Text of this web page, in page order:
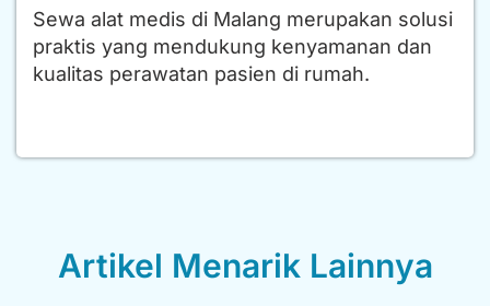
Sewa alat medis di Malang merupakan solusi
praktis yang mendukung kenyamanan dan
kualitas perawatan pasien di rumah.
Artikel Menarik Lainnya